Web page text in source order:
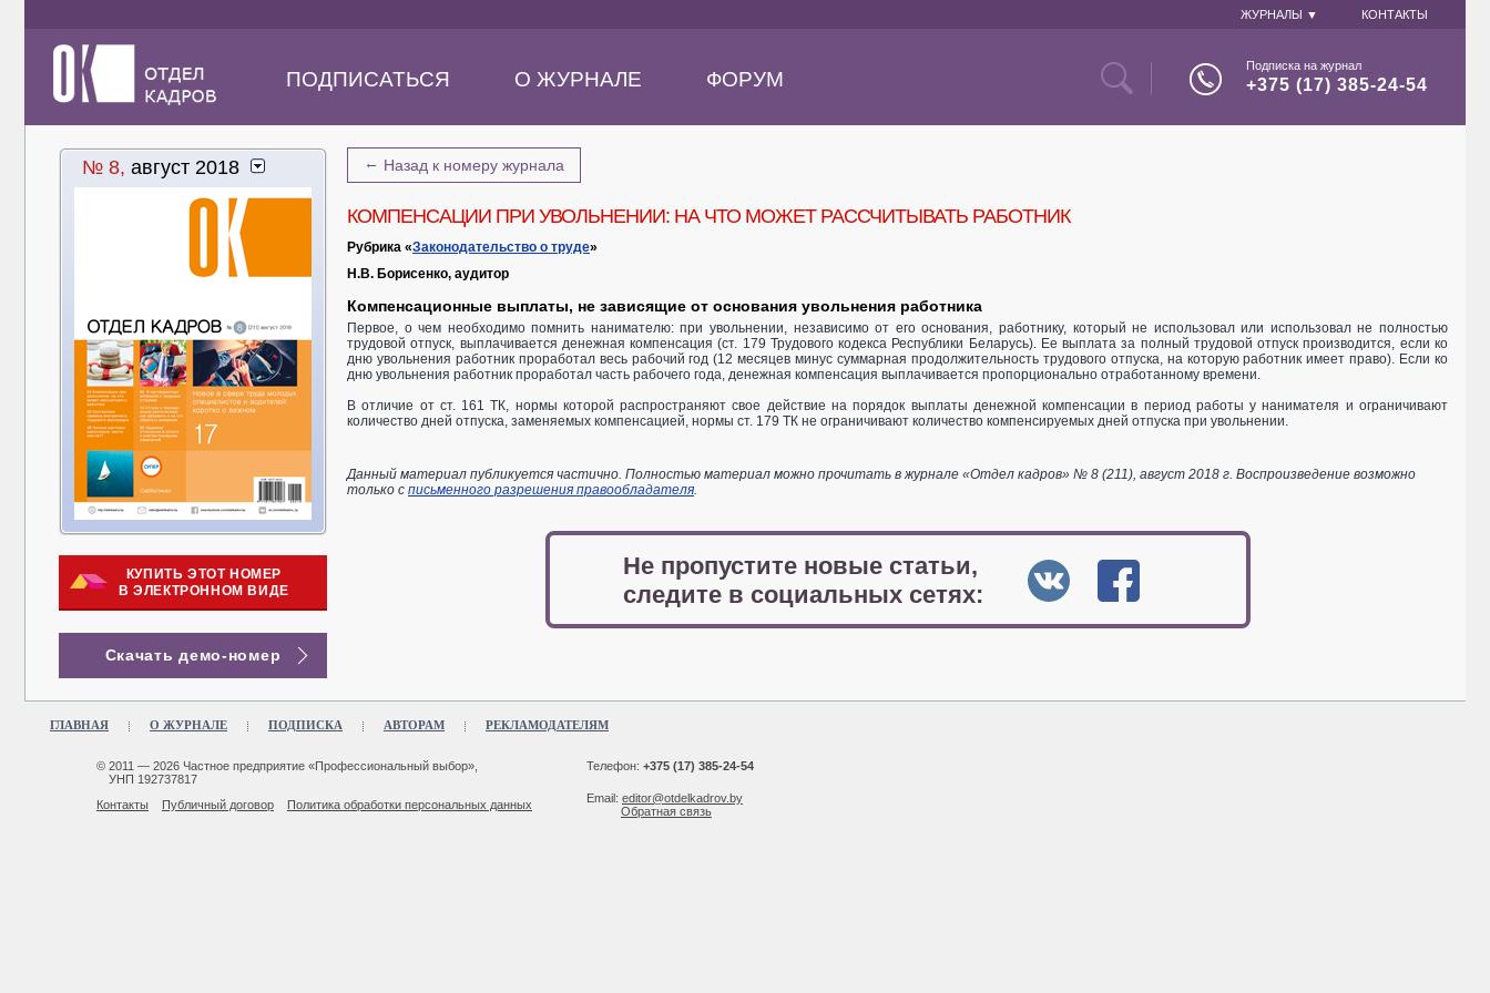
ЖУРНАЛЫ ▼ КОНТАКТЫ
ПОДПИСАТЬСЯ О ЖУРНАЛЕ ФОРУМ
Подписка на журнал
+375 (17) 385-24-54
№ 8, август 2018
КУПИТЬ ЭТОТ НОМЕР
В ЭЛЕКТРОННОМ ВИДЕ
Скачать демо-номер
← Назад к номеру журнала
КОМПЕНСАЦИИ ПРИ УВОЛЬНЕНИИ: НА ЧТО МОЖЕТ РАССЧИТЫВАТЬ РАБОТНИК
Рубрика «Законодательство о труде»
Н.В. Борисенко, аудитор
Компенсационные выплаты, не зависящие от основания увольнения работника
Первое, о чем необходимо помнить нанимателю: при увольнении, независимо от его основания, работнику, который не использовал или использовал не полностью
трудовой отпуск, выплачивается денежная компенсация (ст. 179 Трудового кодекса Республики Беларусь). Ее выплата за полный трудовой отпуск производится, если ко
дню увольнения работник проработал весь рабочий год (12 месяцев минус суммарная продолжительность трудового отпуска, на которую работник имеет право). Если ко
дню увольнения работник проработал часть рабочего года, денежная компенсация выплачивается пропорционально отработанному времени.
В отличие от ст. 161 ТК, нормы которой распространяют свое действие на порядок выплаты денежной компенсации в период работы у нанимателя и ограничивают
количество дней отпуска, заменяемых компенсацией, нормы ст. 179 ТК не ограничивают количество компенсируемых дней отпуска при увольнении.
Данный материал публикуется частично. Полностью материал можно прочитать в журнале «Отдел кадров» № 8 (211), август 2018 г. Воспроизведение возможно
только с письменного разрешения правообладателя.
Не пропустите новые статьи,
следите в социальных сетях:
ГЛАВНАЯ О ЖУРНАЛЕ ПОДПИСКА АВТОРАМ РЕКЛАМОДАТЕЛЯМ
© 2011 — 2026 Частное предприятие «Профессиональный выбор»,
УНП 192737817
Контакты
Публичный договор Политика обработки персональных данных
Телефон: +375 (17) 385-24-54
Email: editor@otdelkadrov.by
Обратная связь